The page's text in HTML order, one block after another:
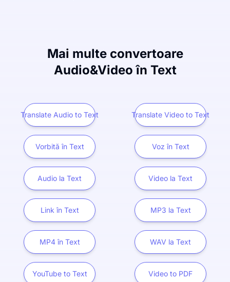
Mai multe convertoare
Audio&Video în Text
Translate Audio to Text Translate Video to Text
Vorbită în Text Voz în Text
Audio la Text Video la Text
Link în Text MP3 la Text
MP4 în Text WAV la Text
YouTube to Text Video to PDF